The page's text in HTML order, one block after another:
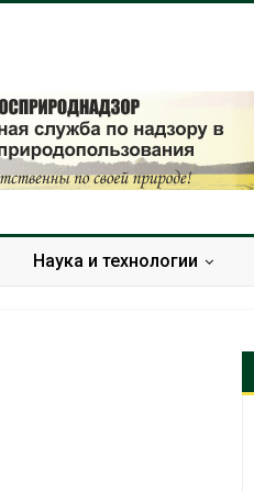
Наука и технологии